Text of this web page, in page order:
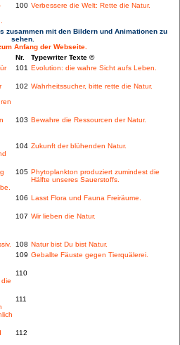
100 Verbessere die Welt: Rette die Natur.
zusammen mit den Bildern und Animationen zu
sehen.
Anfang der Webseite.
Nr.
Typewriter Texte ©
101 Evolution: die wahre Sicht aufs Leben.
102 Wahrheitssucher, bitte rette die Natur.
103 Bewahre die Ressourcen der Natur.
104 Zukunft der blühenden Natur.
105 Phytoplankton produziert zumindest die
Hälfte unseres Sauerstoffs.
106 Lasst Flora und Fauna Freiräume.
107 Wir lieben die Natur.
108 Natur bist Du bist Natur.
109 Geballte Fäuste gegen Tierquälerei.
110
111
112